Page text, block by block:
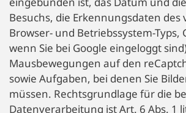
Besuchs, die Erkennungsdaten des
Browser- und Betriebssystem-Typs,
wenn Sie bei Google eingeloggt
Mausbewegungen auf den
sowie Aufgaben, bei denen Sie
müssen. Rechtsgrundlage für die
Datenverarbeitung ist Art. 6 Abs. 1